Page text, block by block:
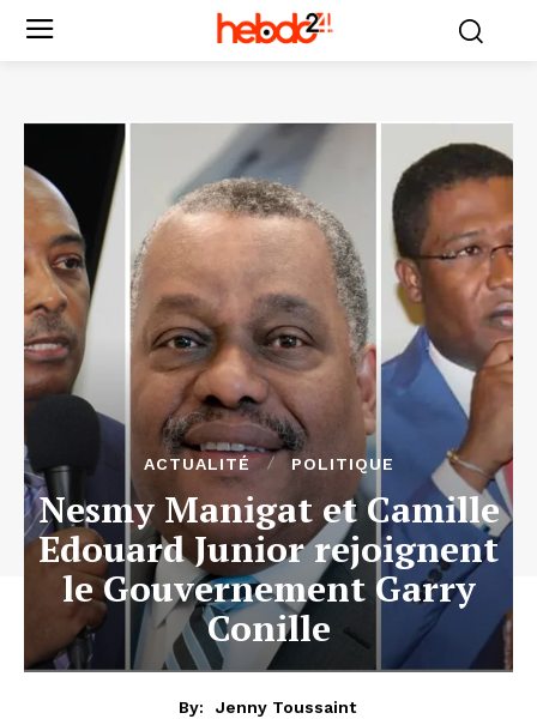
ACTUALITÉ POLITIQUE
Nesmy Manigat et Camille
Edouard Junior rejoignent
le Gouvernement Garry
Conille
By:
Jenny Toussaint